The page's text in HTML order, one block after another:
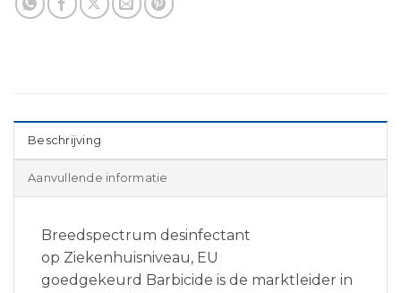
Beschrijving
Aanvullende informatie
Breedspectrum desinfectant
op Ziekenhuisniveau, EU
goedgekeurd Barbicide is de marktleider in